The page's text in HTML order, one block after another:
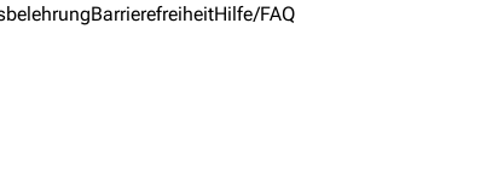
BarrierefreiheitHilfe/FAQ